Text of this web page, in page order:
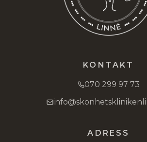
KONTAKT
070 299 97 73
ADRESS